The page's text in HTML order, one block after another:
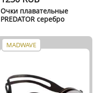
Очки плавательные
PREDATOR серебро
MADWAVE